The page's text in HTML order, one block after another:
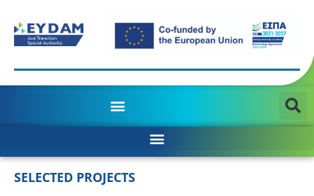
SELECTED PROJECTS